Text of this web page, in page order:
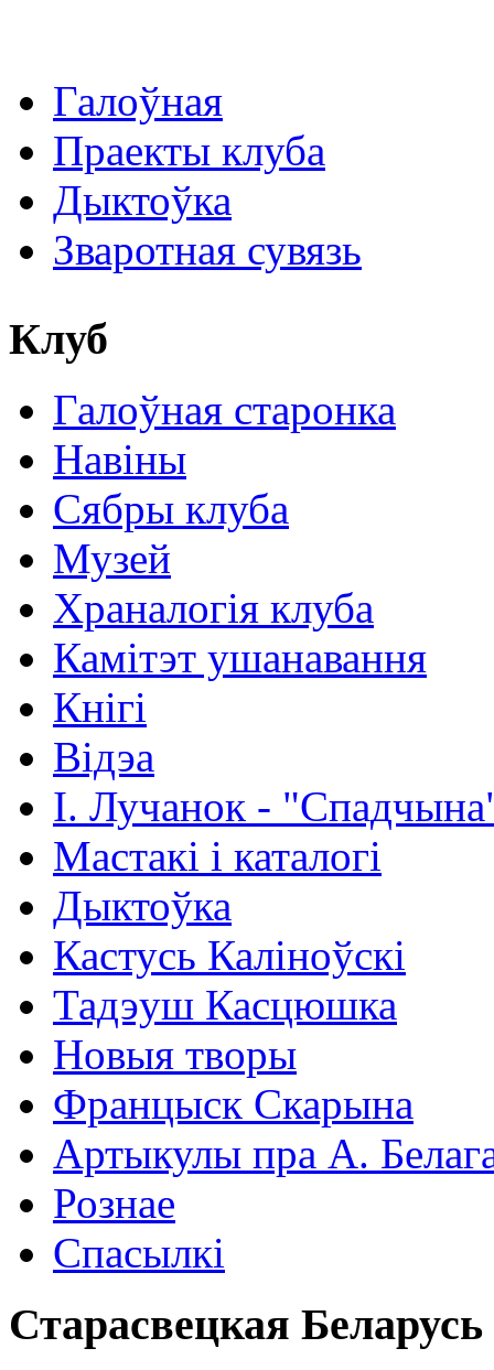
Галоўная
Праекты клуба
Дыктоўка
Зваротная сувязь
Клуб
Галоўная старонка
Навіны
Сябры клуба
Музей
Храналогія клуба
Камітэт ушанавання
Кнігі
Відэа
І. Лучанок -
Мастакі i каталогi
Дыктоўка
Кастусь Каліноўскі
Тадэуш Касцюшка
Новыя творы
Францыск Скарына
Артыкулы пра А.
Рознае
Спасылкі
Старасвецкая Беларусь